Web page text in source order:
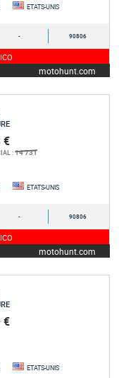
ETATS-UNIS
- 90806
motohunt.com
€
:14 731
ETATS-UNIS
- 90806
motohunt.com
€
ETATS-UNIS